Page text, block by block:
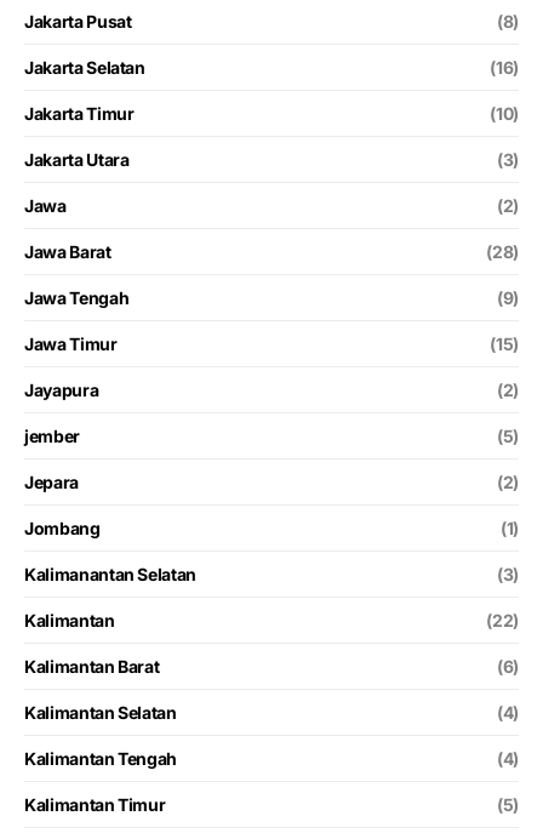
Jakarta Pusat (8)
Jakarta Selatan (16)
Jakarta Timur (10)
Jakarta Utara (3)
Jawa (2)
Jawa Barat (28)
Jawa Tengah (9)
Jawa Timur (15)
Jayapura (2)
jember (5)
Jepara (2)
Jombang (1)
Kalimanantan Selatan (3)
Kalimantan (22)
Kalimantan Barat (6)
Kalimantan Selatan (4)
Kalimantan Tengah (4)
Kalimantan Timur (5)